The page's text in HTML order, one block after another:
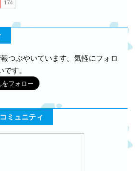
つぶやいています。気軽にフォロ
す。
ミュニティ